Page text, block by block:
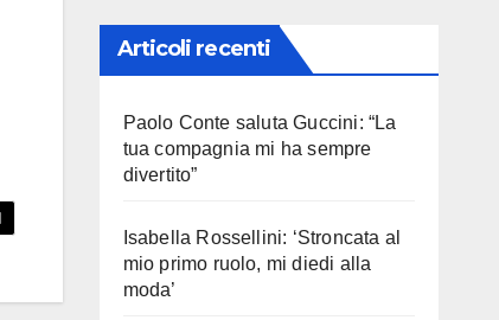
Articoli recenti
Paolo Conte saluta Guccini: “La
tua compagnia mi ha sempre
divertito”
Isabella Rossellini: ‘Stroncata al
mio primo ruolo, mi diedi alla
moda’